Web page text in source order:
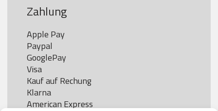
Zahlung
Apple Pay
Paypal
GooglePay
Visa
Kauf auf Rechung
Klarna
American Express